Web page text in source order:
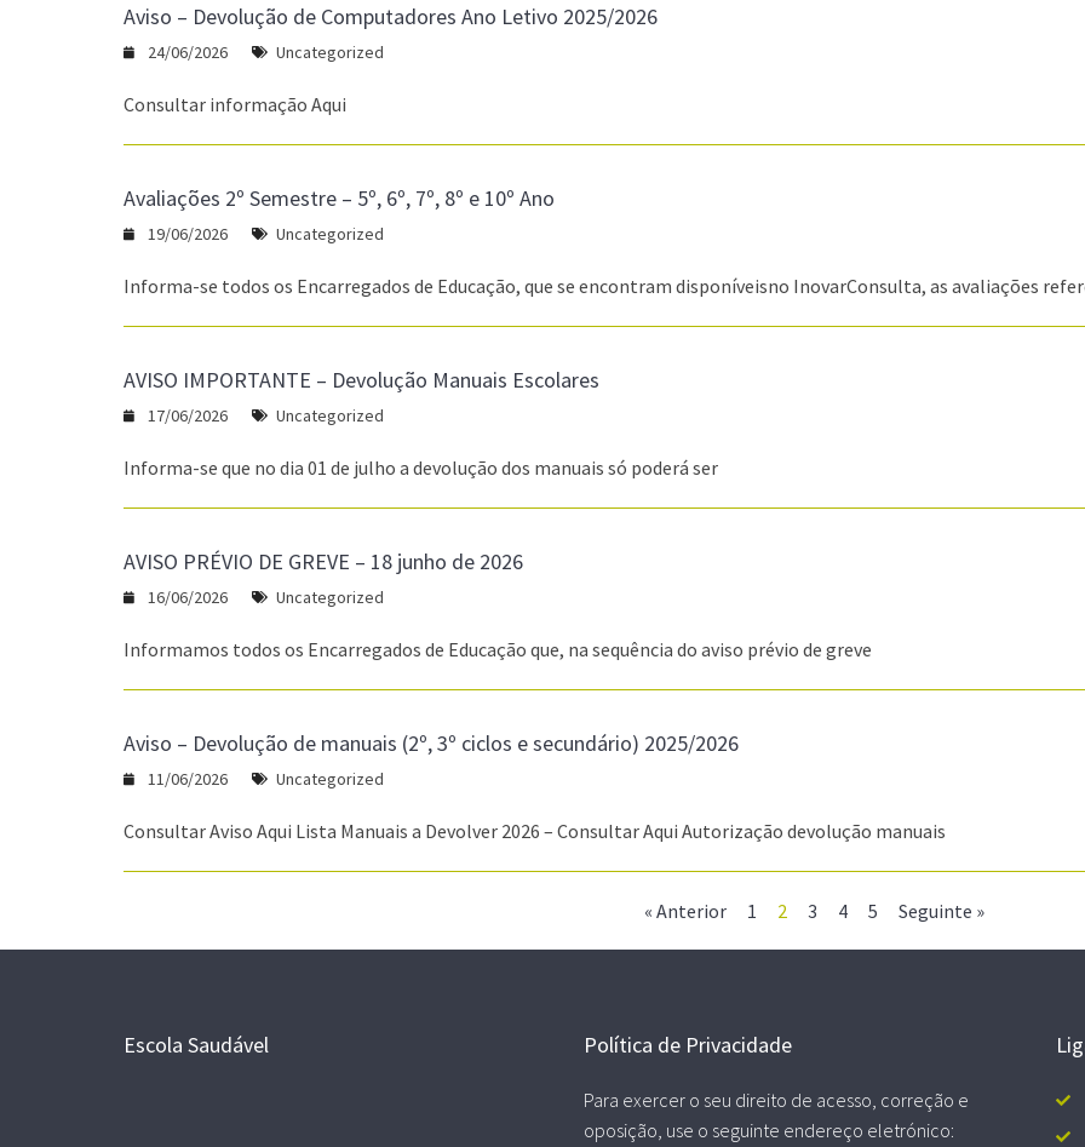
Aviso – Devolução de Computadores Ano Letivo 2025/2026
24/06/2026 Uncategorized
Consultar informação Aqui
Avaliações 2º Semestre – 5º, 6º, 7º, 8º e 10º Ano
19/06/2026 Uncategorized
Informa-se todos os Encarregados de Educação, que se encontram disponíveisno InovarConsulta, as avaliações
AVISO IMPORTANTE – Devolução Manuais Escolares
17/06/2026 Uncategorized
Informa-se que no dia 01 de julho a devolução dos manuais só poderá ser
AVISO PRÉVIO DE GREVE – 18 junho de 2026
16/06/2026 Uncategorized
Informamos todos os Encarregados de Educação que, na sequência do aviso prévio de greve
Aviso – Devolução de manuais (2º, 3º ciclos e secundário) 2025/2026
11/06/2026 Uncategorized
Consultar Aviso Aqui Lista Manuais a Devolver 2026 – Consultar Aqui Autorização devolução manuais
« Anterior 1 2 3 4 5 Seguinte »
Escola Saudável Política de Privacidade
Para exercer o seu direito de acesso, correção e
oposição, use o seguinte endereço eletrónico: